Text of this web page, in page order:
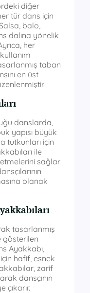
diğer
tür dans için
balo,
dalına yönelik
her
taban
en üst
danslarda,
yapısı büyük
tutkunları için
ile
sağlar.
olanak
tasarlanmış
gösterilen
Ayakkabı,
hafif, esnek
zarif
dansçının
çıkarır.